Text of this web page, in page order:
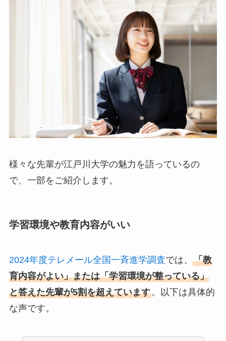
様々な先輩が江戸川大学の魅力を語っているの
で、一部をご紹介します。
学習環境や教育内容がいい
2024年度テレメール全国一斉進学調査では、 「教
育内容がよい」または「学習環境が整っている」
と答えた先輩が5割を超えています。以下は具体的
な声です。